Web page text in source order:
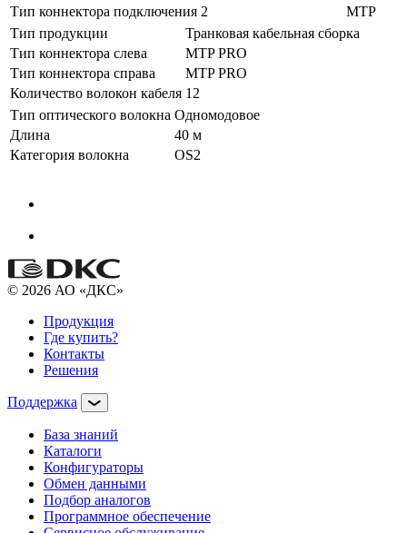
Тип коннектора подключения 2
MTP
Тип продукции
Транковая кабельная сборка
Тип коннектора слева
MTP PRO
Тип коннектора справа
MTP PRO
Количество волокон кабеля 12
Тип оптического волокна Одномодовое
Длина
40 м
Категория волокна
OS2
© 2026 АО «ДКС»
Продукция
Где купить?
Контакты
Решения
Поддержка
База знаний
Каталоги
Конфигураторы
Обмен данными
Подбор аналогов
Программное обеспечение